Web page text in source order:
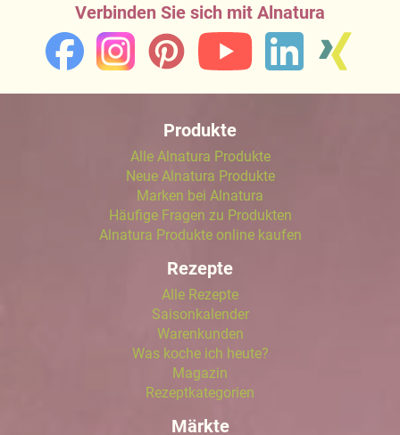
Verbinden Sie sich mit Alnatura
Produkte
Alle Alnatura Produkte
Neue Alnatura Produkte
Marken bei Alnatura
Häufige Fragen zu Produkten
Alnatura Produkte online kaufen
Rezepte
Alle Rezepte
Saisonkalender
Warenkunden
Was koche ich heute?
Magazin
Rezeptkategorien
Märkte